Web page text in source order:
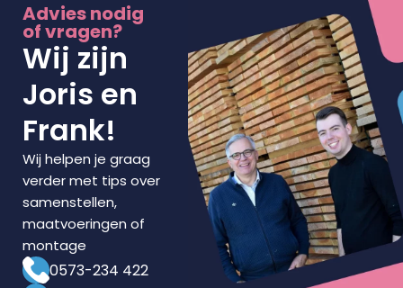
Advies nodig
of vragen?
Wij zijn
Joris en
Frank!
Wij helpen je graag
verder met tips over
samenstellen,
maatvoeringen of
montage
0573-234 422